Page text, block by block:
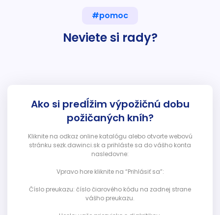
#pomoc
Neviete si rady?
Ako si predĺžim výpožičnú dobu
požičaných kníh?
Kliknite na odkaz online katalógu alebo otvorte webovú
stránku sezk.dawinci.sk a prihláste sa do vášho konta
nasledovne:
Vpravo hore kliknite na “Prihlásiť sa”:
Číslo preukazu: číslo čiarového kódu na zadnej strane
vášho preukazu.